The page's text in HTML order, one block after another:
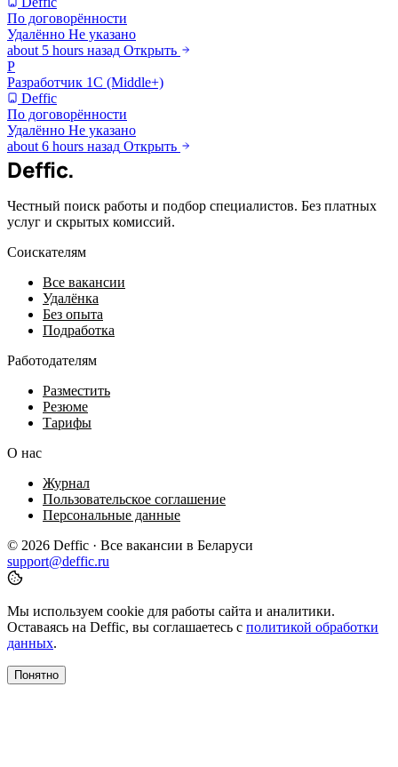
По договорённости
Удалённо Не указано
about 5 hours назад Открыть
Р
Разработчик 1С (Middle+)
Deffic
По договорённости
Удалённо Не указано
about 6 hours назад Открыть
Deffic.
Честный поиск работы и подбор специалистов. Без платных
услуг и скрытых комиссий.
Соискателям
Все вакансии
Удалёнка
Без опыта
Подработка
Работодателям
Разместить
Резюме
Тарифы
О нас
Журнал
Пользовательское соглашение
Персональные данные
© 2026 Deffic · Все вакансии в Беларуси
support@deffic.ru
Мы используем cookie для работы сайта и аналитики.
Оставаясь на Deffic, вы соглашаетесь с политикой обработки
данных.
Понятно